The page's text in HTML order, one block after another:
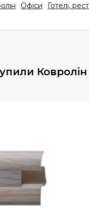
Офіси Готелі,